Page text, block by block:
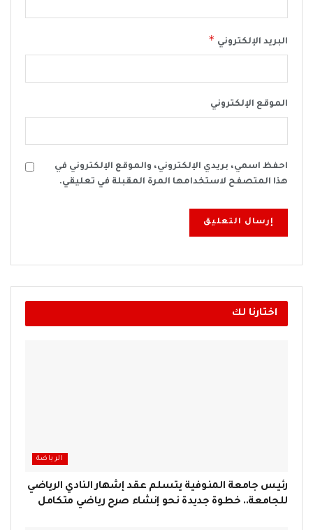
البريد الإلكتروني *
الموقع الإلكتروني
احفظ اسمي، بريدي الإلكتروني، والموقع الإلكتروني في
هذا المتصفح لاستخدامها المرة المقبلة في تعليقي.
اختارنا لك
الرياضة
رئيس جامعة المنوفية يتسلم عقد إشهار النادي الرياضي
للجامعة.. خطوة جديدة نحو إنشاء صرح رياضي متكامل